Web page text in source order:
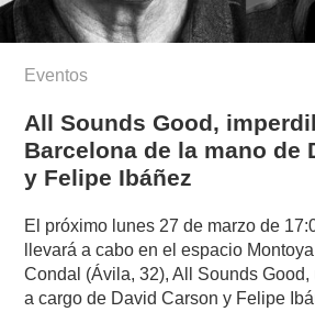
Eventos
All Sounds Good,
Barcelona de la mano de
y Felipe Ibáñez
El próximo lunes 27 de marzo de
llevará a cabo en el espacio
Condal (Ávila, 32), All Sounds
a cargo de David Carson y Felipe